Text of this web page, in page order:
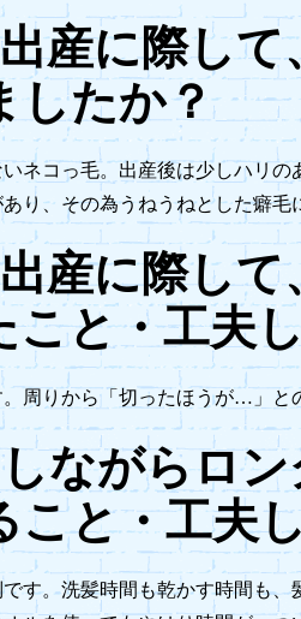
産に際し
したか？
ネコっ毛。出産後は少しハリ
り、その為うねうねとした癖毛
産に際し
こと・工夫
周りから「切ったほうが…」と
ながらロ
こと・工夫
す。洗髪時間も乾かす時間も